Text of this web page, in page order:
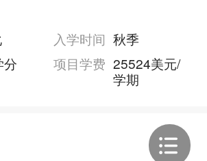
入学时间 秋季
分 项目学费 25524美元/
学期